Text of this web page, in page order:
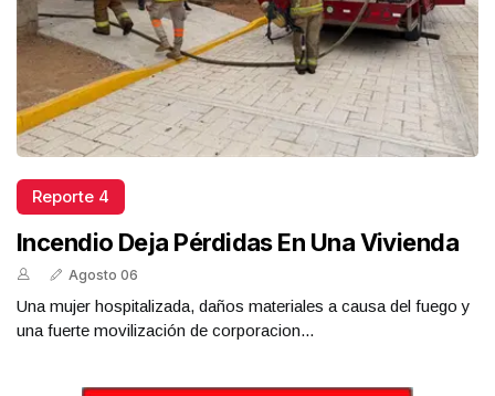
Reporte 4
Incendio Deja Pérdidas En Una Vivienda
Agosto 06
Una mujer hospitalizada, daños materiales a causa del fuego y
una fuerte movilización de corporacion...